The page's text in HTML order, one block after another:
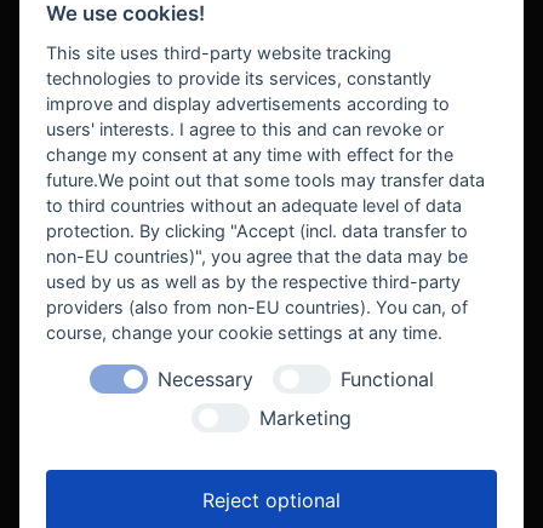
BEKANNT AUS
We use cookies!
This site uses third-party website tracking
technologies to provide its services, constantly
improve and display advertisements according to
users' interests. I agree to this and can revoke or
change my consent at any time with effect for the
future.We point out that some tools may transfer data
to third countries without an adequate level of data
protection. By clicking "Accept (incl. data transfer to
non-EU countries)", you agree that the data may be
used by us as well as by the respective third-party
providers (also from non-EU countries). You can, of
course, change your cookie settings at any time.
Necessary
Functional
Marketing
Reject optional